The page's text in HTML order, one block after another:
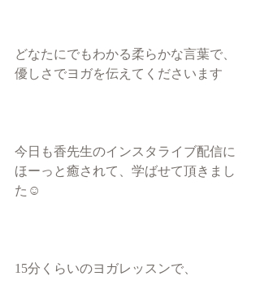
どなたにでもわかる柔らかな言葉で、
優しさでヨガを伝えてくださいます
今日も香先生のインスタライブ配信に
ほーっと癒されて、学ばせて頂きまし
た☺︎
15分くらいのヨガレッスンで、